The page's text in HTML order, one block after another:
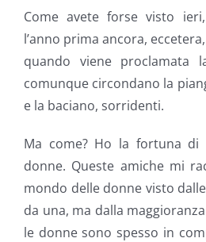
Come avete forse visto
l’anno prima ancora,
quando viene proclamata
comunque circondano la
e la baciano, sorridenti.
Ma come? Ho la fortuna di
donne. Queste amiche mi
mondo delle donne visto
da una, ma dalla
le donne sono spesso in